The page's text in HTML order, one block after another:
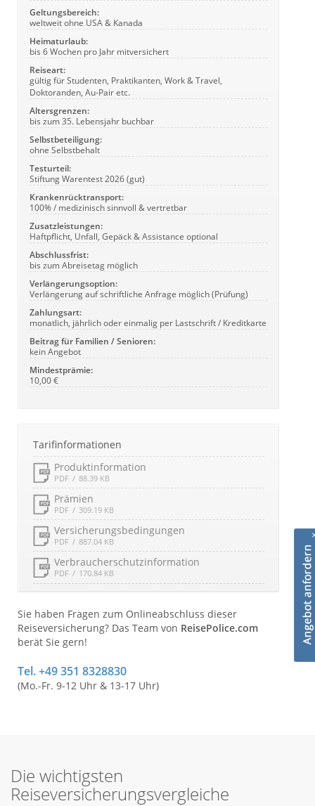
Geltungsbereich:
weltweit ohne USA & Kanada
Heimaturlaub:
bis 6 Wochen pro Jahr mitversichert
Reiseart:
gültig für Studenten, Praktikanten, Work & Travel,
Doktoranden, Au-Pair etc.
Altersgrenzen:
bis zum 35. Lebensjahr buchbar
Selbstbeteiligung:
ohne Selbstbehalt
Testurteil:
Stiftung Warentest 2026 (gut)
Krankenrücktransport:
100% / medizinisch sinnvoll & vertretbar
Zusatzleistungen:
Haftpflicht, Unfall, Gepäck & Assistance optional
Abschlussfrist:
bis zum Abreisetag möglich
Verlängerungsoption:
Verlängerung auf schriftliche Anfrage möglich (Prüfung)
Zahlungsart:
monatlich, jährlich oder einmalig per Lastschrift / Kreditkarte
Beitrag für Familien / Senioren:
kein Angebot
Mindestprämie:
10,00 €
Tarifinformationen
Produktinformation
PDF 88.39 KB
Prämien
PDF 309.19 KB
Versicherungsbedingungen
PDF 887.04 KB
Verbraucherschutzinformation
PDF 170.84 KB
Sie haben Fragen zum Onlineabschluss dieser
Reiseversicherung? Das Team von ReisePolice.com
berät Sie gern!
Tel. +49 351 8328830
(Mo.-Fr. 9-12 Uhr & 13-17 Uhr)
Die wichtigsten
Reiseversicherungsvergleiche